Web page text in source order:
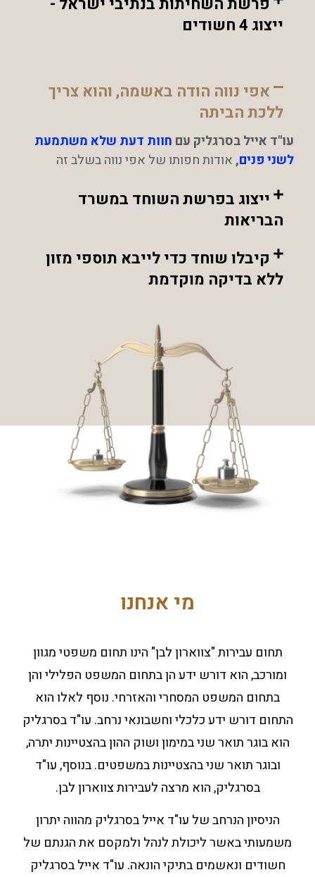
ייצוג 4 חשודים
אפי נווה הודה באשמה, והוא צריך
ללכת הביתה
עו"ד אייל בסרגליק עם חוות דעת שלא משתמעת
לשני פנים,אודות חפותו של אפי נווה בשלב זה
ייצוג בפרשת השוחד במשרד
הבריאות
קיבלו שוחד כדי לייבא תוספי מזון
ללא בדיקה מוקדמת
מי אנחנו
תחום עבירות "צווארון לבן" הינו תחום משפטי מגוון
ומורכב, הוא דורש ידע הן בתחום המשפט הפלילי והן
בתחום המשפט המסחרי והאזרחי. נוסף לאלו הוא
התחום דורש ידע כלכלי וחשבונאי נרחב. עו"ד בסרגליק
הוא בוגר תואר שני במימון ושוק ההון בהצטיינות יתרה,
ובוגר תואר שני בהצטיינות במשפטים. בנוסף, עו"ד
בסרגליק, הוא מרצה לעבירות צווארון לבן.
הניסיון הנרחב של עו"ד אייל בסרגליק מהווה יתרון
משמעותי באשר ליכולת לנהל ולמקסם את הגנתם של
חשודים ונאשמים בתיקי הונאה. עו"ד אייל בסרגליק